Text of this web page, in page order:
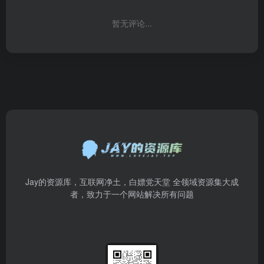
暂无评论...
Jay的资源库，互联网净土，白嫖党天堂 全领域资源集大成
者，致力于一个网站解决所有问题